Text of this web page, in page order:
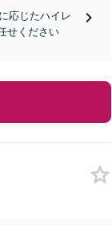
応じたハイレ
せください